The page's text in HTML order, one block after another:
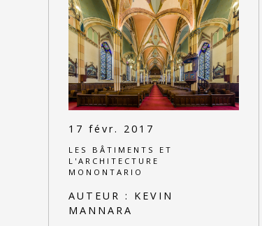
17 févr. 2017
LES BÂTIMENTS ET
L'ARCHITECTURE
MONONTARIO
AUTEUR : KEVIN
MANNARA